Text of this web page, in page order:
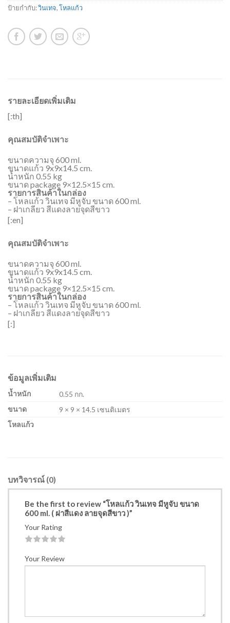
ป้ายกำกับ:วินเทจ,โหลแก้ว
รายละเอียดเพิ่มเติม
[:th]
คุณสมบัติจำเพาะ
ขนาดความจุ 600 ml.
ขนาดแก้ว 9x9x14.5 cm.
น้ำหนัก 0.55 kg
ขนาด package 9×12.5×15 cm.
รายการสินค้าในกล่อง
– โหลแก้ว วินเทจ มีหูจับ ขนาด 600 ml.
– ฝาเกลียว สีแดงลายจุดสีขาว
[:en]
คุณสมบัติจำเพาะ
ขนาดความจุ 600 ml.
ขนาดแก้ว 9x9x14.5 cm.
น้ำหนัก 0.55 kg
ขนาด package 9×12.5×15 cm.
รายการสินค้าในกล่อง
– โหลแก้ว วินเทจ มีหูจับ ขนาด 600 ml.
– ฝาเกลียว สีแดงลายจุดสีขาว
[:]
ข้อมูลเพิ่มเติม
น้ำหนัก
0.55 กก.
ขนาด
9 × 9 × 14.5 เซนติเมตร
โหลแก้ว
บทวิจารณ์ (0)
Be the first to review “โหลแก้ว วินเทจ มีหูจับ ขนาด
600 ml. ( ฝาสีแดง ลายจุดสีขาว )”
Your Rating
Your Review